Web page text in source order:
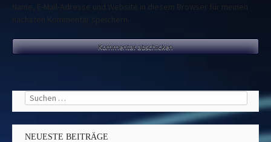
Name, E-Mail-Adresse und Website in diesem Browser für meinen
nächsten Kommentar speichern.
Suchen
nach:
NEUESTE BEITRÄGE